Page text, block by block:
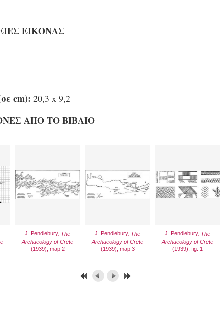
ΕΙΚΟΝΑΣ
cm): 20,3 x 9,2
ΑΠΟ ΤΟ ΒΙΒΛΙΟ
J. Pendlebury, The
Archaeology of Crete
(1939), map 2
J. Pendlebury, The
Archaeology of Crete
(1939), map 3
J. Pendlebury, The
Archaeology of Crete
(1939), fig. 1